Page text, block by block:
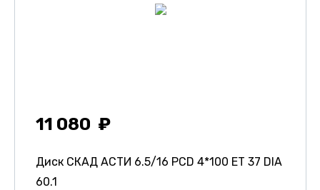
11 080
Диск СКАД АСТИ 6.5/16 PCD 4*100 ET 37 DIA
60.1